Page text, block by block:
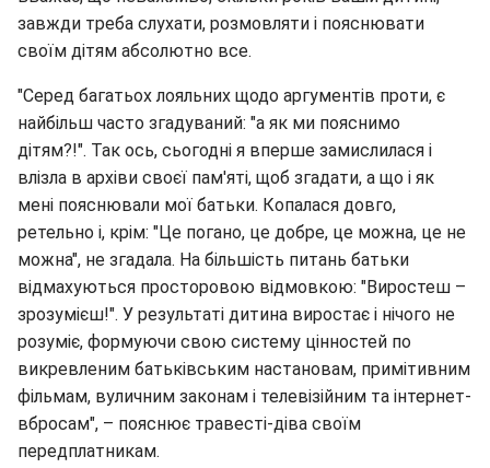
завжди треба слухати, розмовляти і пояснювати
своїм дітям абсолютно все.
"Серед багатьох лояльних щодо аргументів проти, є
найбільш часто згадуваний: "а як ми пояснимо
дітям?!". Так ось, сьогодні я вперше замислилася і
влізла в архіви своєї пам'яті, щоб згадати, а що і як
мені пояснювали мої батьки. Копалася довго,
ретельно і, крім: "Це погано, це добре, це можна, це не
можна", не згадала. На більшість питань батьки
відмахуються просторовою відмовкою: "Виростеш –
зрозумієш!". У результаті дитина виростає і нічого не
розуміє, формуючи свою систему цінностей по
викревленим батьківським настановам, примітивним
фільмам, вуличним законам і телевізійним та інтернет-
вбросам", – пояснює травесті-діва своїм
передплатникам.